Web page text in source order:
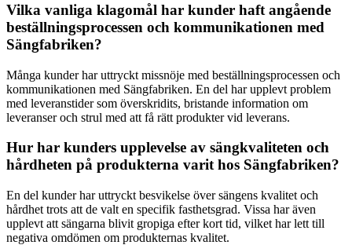
Vilka vanliga klagomål har kunder haft angående
beställningsprocessen och kommunikationen med
Sängfabriken?
Många kunder har uttryckt missnöje med beställningsprocessen och
kommunikationen med Sängfabriken. En del har upplevt problem
med leveranstider som överskridits, bristande information om
leveranser och strul med att få rätt produkter vid leverans.
Hur har kunders upplevelse av sängkvaliteten och
hårdheten på produkterna varit hos Sängfabriken?
En del kunder har uttryckt besvikelse över sängens kvalitet och
hårdhet trots att de valt en specifik fasthetsgrad. Vissa har även
upplevt att sängarna blivit gropiga efter kort tid, vilket har lett till
negativa omdömen om produkternas kvalitet.